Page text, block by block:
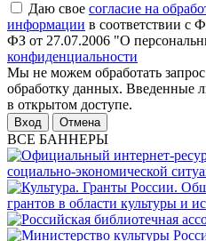
Даю свое согласие на
информации в соответствии с
ФЗ от 27.07.2006 "О
конфиденциальности
Мы не можем обработать запрос
обработку данных. Введенные
в открытом доступе.
Отмена
ВСЕ БАННЕРЫ